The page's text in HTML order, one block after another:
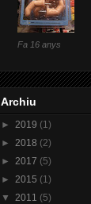
Fa 16 anys
Archiu
► 2019 (1)
► 2018 (2)
► 2017 (5)
► 2015 (1)
▼ 2011 (5)